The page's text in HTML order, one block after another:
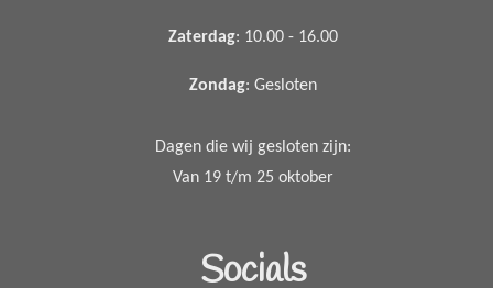
Zaterdag: 10.00 - 16.00
Zondag: Gesloten
Dagen die wij gesloten zijn:
Van 19 t/m 25 oktober
Socials